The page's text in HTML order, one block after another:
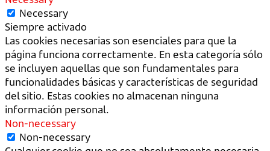
Necessary
Siempre activado
Las cookies necesarias son esenciales para que la
página funciona correctamente. En esta categoría sólo
se incluyen aquellas que son fundamentales para
funcionalidades básicas y características de seguridad
del sitio. Estas cookies no almacenan ninguna
información personal.
Non-necessary
Non-necessary